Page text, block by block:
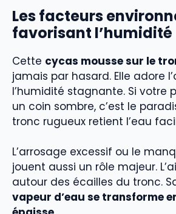
Les facteurs
favorisant l’humidité
Cette cycas mousse sur le
jamais par hasard. Elle adore
l’humidité stagnante. Si votre
un coin sombre, c’est le
tronc rugueux retient l’eau
L’arrosage excessif ou le
jouent aussi un rôle majeur.
autour des écailles du tronc.
vapeur d’eau se transforme